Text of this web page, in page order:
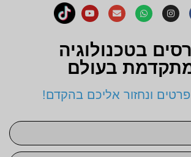
בטכנולוגיה
בעולם
ונחזור אליכם בהקדם!